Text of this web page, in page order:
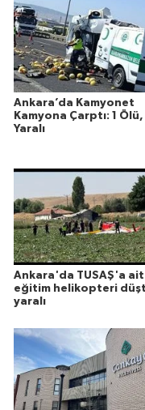
Ankara’da Kamyonet
Kamyona Çarptı: 1 Ölü,
Yaralı
Ankara'da TUSAŞ'a ait
eğitim helikopteri
yaralı